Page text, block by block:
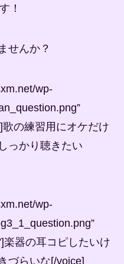
！
せんか？
wp-
歌の練習用にオケだけ
っかり聴きたい
wp-
楽器の耳コピしたいけ
づらいな[/voice]